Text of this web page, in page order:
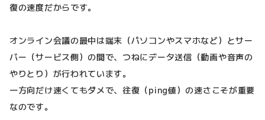
復の速度だからです。
オンライン会議の最中は端末（パソコンやスマホなど）とサー
バー（サービス側）の間で、つねにデータ送信（動画や音声の
やりとり）が行われています。
一方向だけ速くてもダメで、往復（ping値）の速さこそが重要
なのです。